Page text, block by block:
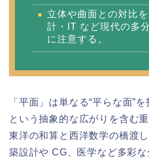
立体や曲面との対比
計・IT など現代の多
に注意する。
「平面」は単なる“平らな面”
という抽象的な広がりを含む
東洋の和算と西洋数学の橋渡
築設計や CG、医学など多彩